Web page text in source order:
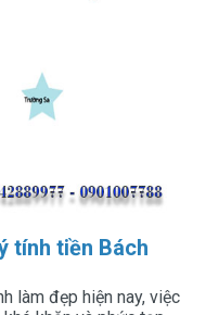
tính tiền Bách
làm đẹp hiện nay, việc